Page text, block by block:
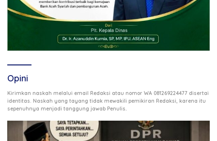
Opini
Kirimkan naskah melalui email Redaksi atau nomor WA 081269224477 disertai
identitas. Naskah yang tayang tidak mewakili pemikiran Redaksi, karena itu
sepenuhnya menjadi tanggung jawab Penulis